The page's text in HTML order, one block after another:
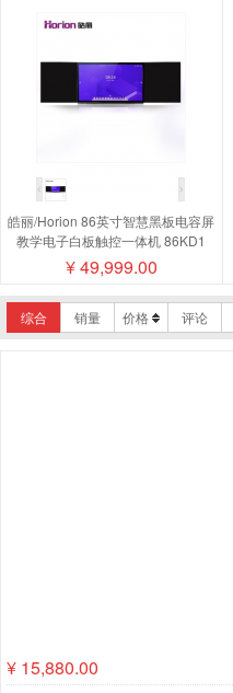
皓丽/Horion 86英寸智慧黑板电容屏
教学电子白板触控一体机 86KD1
¥49,999.00
综合 销量 价格 评论
¥ 15,880.00